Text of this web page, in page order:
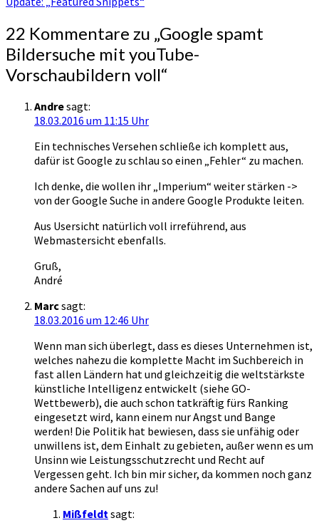
22 Kommentare zu „Google spamt
Bildersuche mit youTube-
Vorschaubildern voll“
Andresagt:
18.03.2016 um 11:15 Uhr
Ein technisches Versehen schließe ich komplett aus,
dafür ist Google zu schlau so einen „Fehler“ zu machen.
Ich denke, die wollen ihr „Imperium“ weiter stärken ->
von der Google Suche in andere Google Produkte leiten.
Aus Usersicht natürlich voll irreführend, aus
Webmastersicht ebenfalls.
Gruß,
André
Marcsagt:
18.03.2016 um 12:46 Uhr
Wenn man sich überlegt, dass es dieses Unternehmen ist,
welches nahezu die komplette Macht im Suchbereich in
fast allen Ländern hat und gleichzeitig die weltstärkste
künstliche Intelligenz entwickelt (siehe GO-
Wettbewerb), die auch schon tatkräftig fürs Ranking
eingesetzt wird, kann einem nur Angst und Bange
werden! Die Politik hat bewiesen, dass sie unfähig oder
unwillens ist, dem Einhalt zu gebieten, außer wenn es um
Unsinn wie Leistungsschutzrecht und Recht auf
Vergessen geht. Ich bin mir sicher, da kommen noch ganz
andere Sachen auf uns zu!
Mißfeldtsagt: